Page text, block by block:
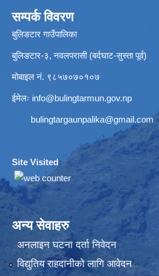
सम्पर्क विवरण
बुलिङटार गाउँपालिका
बुलिङटार-३, नवलपरासी (बर्दघाट-सुस्ता पूर्व)
मोबाइल नं. ९८५७०७०१०७
ईमेलः info@bulingtarmun.gov.np
bulingtargaunpalika@gmail.com
Site Visited:
अन्य सेवाहरु
अनलाइन घटना दर्ता निवेदन
विद्युतिय राहदानीको लागि आवेदन